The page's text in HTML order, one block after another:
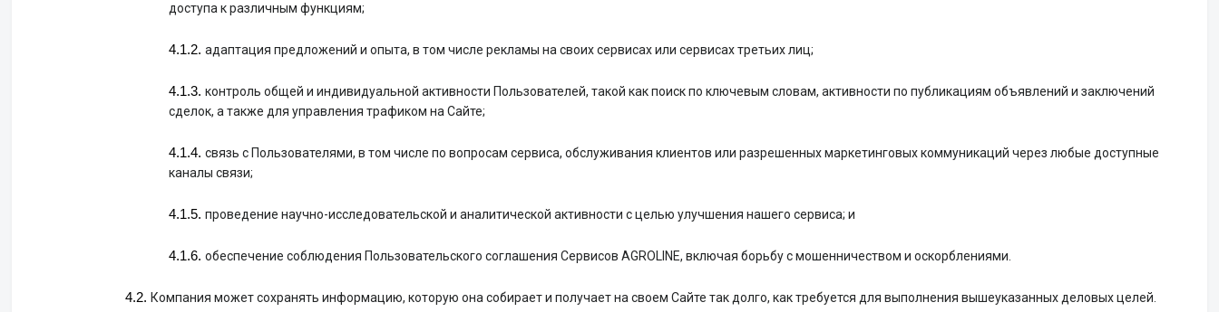
доступа к различным функциям;
адаптация предложений и опыта, в том числе рекламы на своих сервисах или сервисах третьих лиц;
контроль общей и индивидуальной активности Пользователей, такой как поиск по ключевым словам, активности по публикациям объявлений и заключений
сделок, а также для управления трафиком на Сайте;
связь с Пользователями, в том числе по вопросам сервиса, обслуживания клиентов или разрешенных маркетинговых коммуникаций через любые доступные
каналы связи;
проведение научно-исследовательской и аналитической активности с целью улучшения нашего сервиса; и
обеспечение соблюдения Пользовательского соглашения Сервисов AGROLINE, включая борьбу с мошенничеством и оскорблениями.
Компания может сохранять информацию, которую она собирает и получает на своем Сайте так долго, как требуется для выполнения вышеуказанных деловых целей.